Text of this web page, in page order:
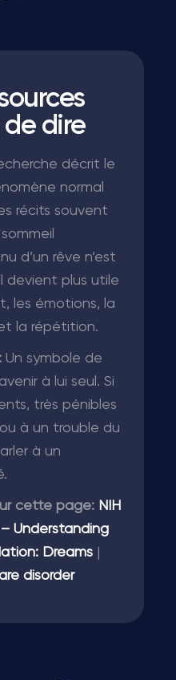
dire
décrit le
normal
récits souvent
d’un rêve n’est
devient plus utile
les émotions, la
la répétition.
Un symbole de
à lui seul. Si
très pénibles
à un trouble du
à un
cette page: NIH
– Understanding
Dreams
disorder